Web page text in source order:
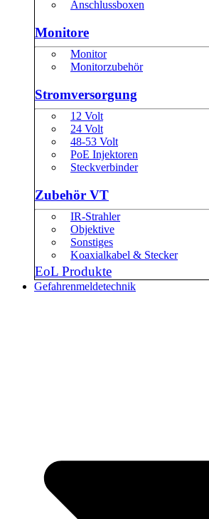
Anschlussboxen
Monitore
Monitor
Monitorzubehör
Stromversorgung
12 Volt
24 Volt
48-53 Volt
PoE Injektoren
Steckverbinder
Zubehör VT
IR-Strahler
Objektive
Sonstiges
Koaxialkabel & Stecker
EoL Produkte
Gefahrenmeldetechnik